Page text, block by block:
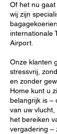
Of het nu
wij zijn
internationale
Airport.
Onze klanten
stressvrij,
en zonder
Home kunt u
belangrijk is –
van uw
het bereiken
vergadering –